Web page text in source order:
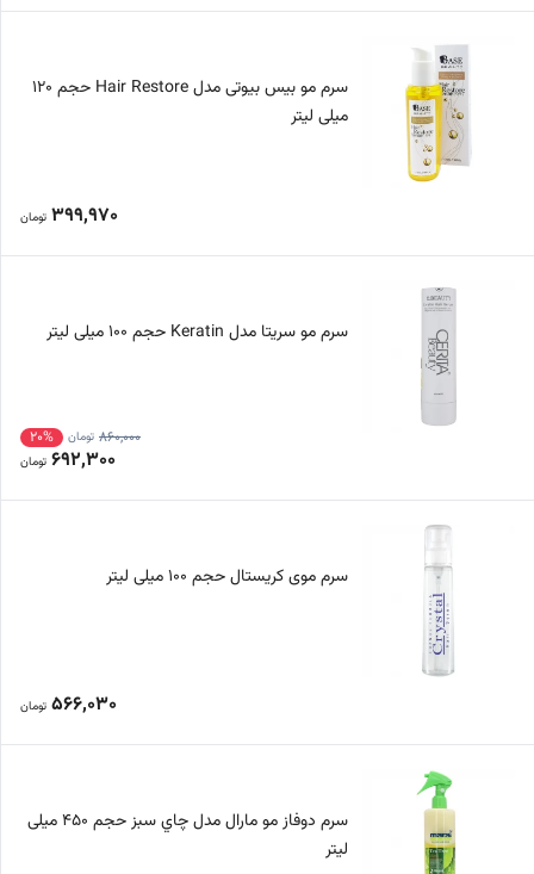
سرم مو بیس بیوتی مدل Hair Restore حجم 120
میلی لیتر
399,970 تومان
سرم مو سریتا مدل Keratin حجم 100 میلی لیتر
860,000 تومان 20%
692,300 تومان
سرم موی کریستال حجم 100 میلی لیتر
566,030 تومان
سرم دوفاز مو مارال مدل چاي سبز حجم 450 میلی
لیتر